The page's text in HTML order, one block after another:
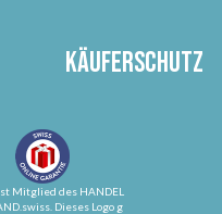
Käuferschutz
Mitglied des HANDEL
Dieses Logo g